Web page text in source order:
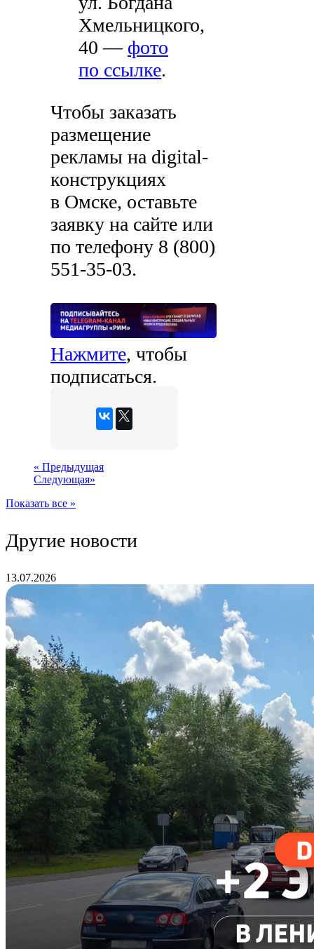
Хмельницкого,
40 — фото
по ссылке.
Чтобы заказать
размещение
рекламы на digital-
конструкциях
в Омске, оставьте
заявку на сайте или
по телефону 8 (800)
551-35-03.
Нажмите, чтобы
подписаться.
« Предыдущая
Следующая»
Показать все »
Другие новости
13.07.2026